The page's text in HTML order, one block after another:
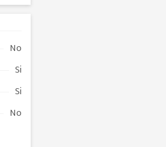
No
Si
Si
No